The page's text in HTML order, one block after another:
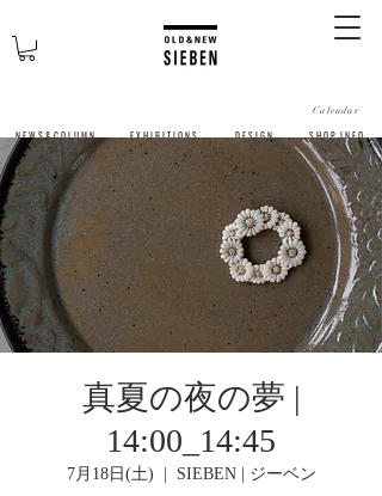
N E W S & C O L U M N
Calendar
​E X H I B I T I O N S D E S I G N S H O P I N F O
真夏の夜の夢 |
14:00_14:45
7月18日(土) SIEBEN | ジーベン